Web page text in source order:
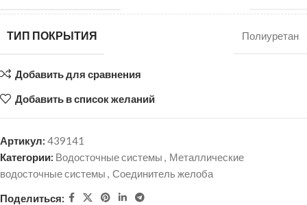
ТИП ПОКРЫТИЯ Полиуретан
Добавить для сравнения
Добавить в список желаний
Артикул: 439141
Категории: Водосточные системы , Металлические
водосточные системы , Соединитель желоба
Поделиться: